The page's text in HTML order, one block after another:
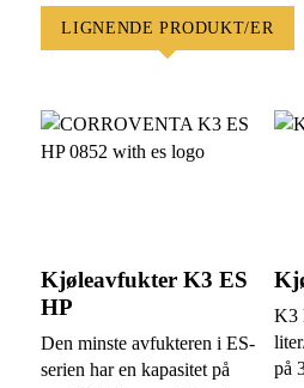
Tilkoblingseffekt
Faktiske effekten, 20°C,
Tilkoblingsspenning
Vekt
Størrelse (L x B x H)
LIGNENDE PRODUKT/ER
Kjøleavfukter K3 ES
HP
Den minste avfukteren i ES-
serien har en kapasitet på
K3
på